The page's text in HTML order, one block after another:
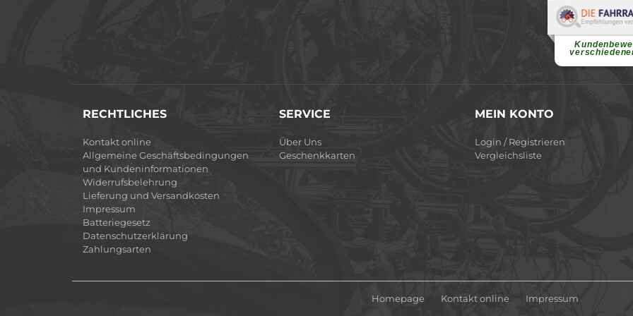
Superschnelle und
weiterlesen
RECHTLICHES
Kontakt online
Allgemeine Geschäftsbedingungen
und Kundeninformationen
Widerrufsbelehrung
Lieferung und Versandkosten
Impressum
Batteriegesetz
Datenschutzerklärung
Zahlungsarten
SERVICE
Über Uns
Geschenkkarten
MEIN KONTO
Login / Registrieren
Vergleichsliste
Homepage Kontakt online Impressum